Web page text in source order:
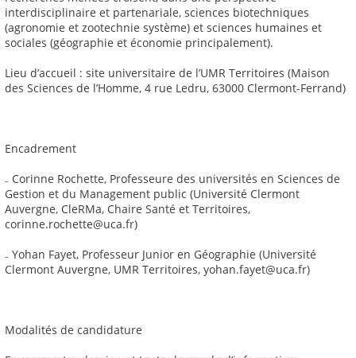
interdisciplinaire et partenariale, sciences biotechniques
(agronomie et zootechnie système) et sciences humaines et
sociales (géographie et économie principalement).
Lieu d’accueil : site universitaire de l’UMR Territoires (Maison
des Sciences de l’Homme, 4 rue Ledru, 63000 Clermont-Ferrand)
Encadrement
₋ Corinne Rochette, Professeure des universités en Sciences de
Gestion et du Management public (Université Clermont
Auvergne, CleRMa, Chaire Santé et Territoires,
corinne.rochette@uca.fr)
₋ Yohan Fayet, Professeur Junior en Géographie (Université
Clermont Auvergne, UMR Territoires, yohan.fayet@uca.fr)
Modalités de candidature